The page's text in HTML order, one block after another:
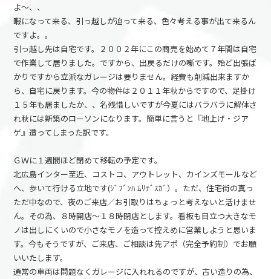
よ～、、
暇になって来る、引っ越しが迫って来る、色々考える事が出て来るん
ですよ。。
引っ越し先は自宅です。２００２年にこの商売を始めて７年間は自宅
で作業して居りました。ですから、出戻るだけの噺です。殆ど出張ば
かりですから立派なガレージは要りません。経費も削減出来ますか
ら、自宅に戻ります。今の物件は２０１１年秋からですので、足掛け
１５年も居ましたか、、名残惜しいですが今夏にはバラバラに解体さ
れ秋には新築のローソンになります。簡単に言うと『地上げ・ジア
ゲ』遭ってしまった訳です。
ＧＷに１週間ほど閉めて移転の予定です。
北広島インター至近、コストコ、アウトレット、カインズモールなど
へ、歩いて行ける立地です(ｼﾞﾌﾞﾝﾊ ﾑﾘﾃﾞｽｶﾞ）。ただ、住宅街の真っ
ただ中なので、夜のご来店／お引取りはちょっと考えないと活けませ
ん。その為、８時開店～１８時閉店とします。看板も目立つ大きなモ
ノは出しにくいので小さなモノを造って控えめに営業しようと思いま
す。今もそうですが、ご来店、ご相談は先アポ（完全予約制）でお願
いいたします。
通常の車両は問題なくガレージに入れれるのですが、古い造りの為、